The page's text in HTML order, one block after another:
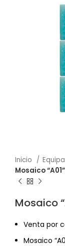
Inicio
Mosaico
Mosaico
Venta por
Mosaico